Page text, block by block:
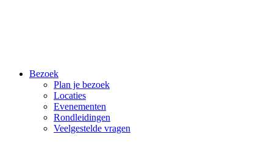
Bezoek
Plan je bezoek
Locaties
Evenementen
Rondleidingen
Veelgestelde vragen